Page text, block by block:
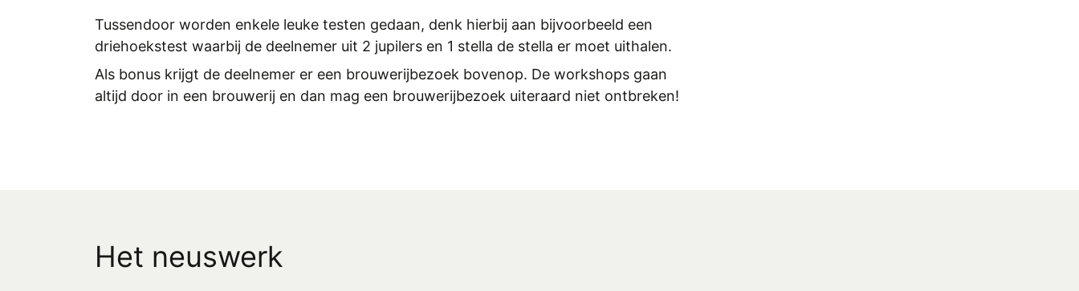
Tussendoor worden enkele leuke testen gedaan, denk hierbij aan bijvoorbeeld een
driehoekstest waarbij de deelnemer uit 2 jupilers en 1 stella de stella er moet uithalen.
Als bonus krijgt de deelnemer er een brouwerijbezoek bovenop. De workshops gaan
altijd door in een brouwerij en dan mag een brouwerijbezoek uiteraard niet ontbreken!
Het neuswerk